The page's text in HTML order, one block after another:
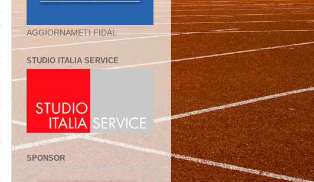
AGGIORNAMETI FIDAL
STUDIO ITALIA SERVICE
SPONSOR